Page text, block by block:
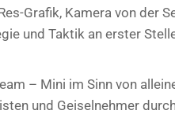
Grafik, Kamera von der
und Taktik an erster
– Mini im Sinn von
und Geiselnehmer